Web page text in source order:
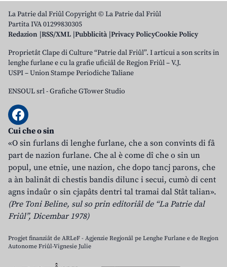
La Patrie dal Friûl Copyright © La Patrie dal Friûl
Partita IVA 01299830305
Redazion RSS/XML Pubblicità Privacy PolicyCookie Policy
Proprietât Clape di Culture “Patrie dal Friûl”. I articui a son scrits in
lenghe furlane e cu la grafie uficiâl de Regjon Friûl – V.J.
USPI – Union Stampe Periodiche Taliane
ENSOUL srl-Grafiche GTower Studio
Cui che o sin
«O sin furlans di lenghe furlane, che a son convints di fâ
part de nazion furlane. Che al è come dî che o sin un
popul, une etnie, une nazion, che dopo tancj parons, che
a àn balinât di chestis bandis dilunc i secui, cumò di cent
agns indaûr o sin cjapâts dentri tal tramai dal Stât talian».
(Pre Toni Beline, sul so prin editoriâl de “La Patrie dal
Friûl”, Dicembar 1978)
Progjet finanziât de ARLeF - Agjenzie Regjonâl pe Lenghe Furlane e de Regjon
Autonome Friûl-Vignesie Julie